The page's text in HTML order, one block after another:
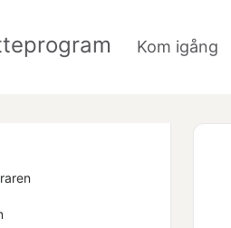
Kom igång